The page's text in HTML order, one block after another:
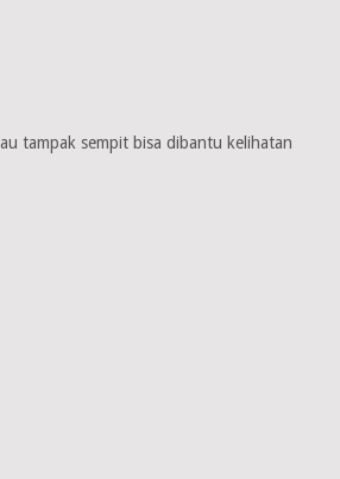
tampak sempit bisa dibantu kelihatan